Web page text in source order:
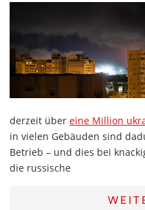
derzeit über eine Million
in vielen Gebäuden sind
Betrieb – und dies bei
die russische